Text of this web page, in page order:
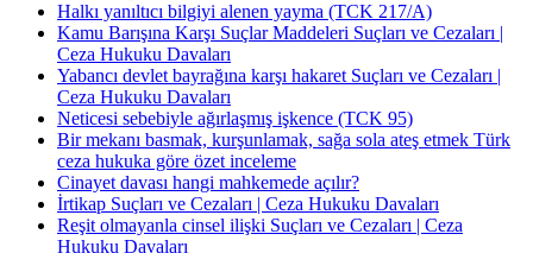
Halkı yanıltıcı bilgiyi alenen yayma (TCK 217/A)
Kamu Barışına Karşı Suçlar Maddeleri Suçları ve Cezaları |
Ceza Hukuku Davaları
Yabancı devlet bayrağına karşı hakaret Suçları ve Cezaları |
Ceza Hukuku Davaları
Neticesi sebebiyle ağırlaşmış işkence (TCK 95)
Bir mekanı basmak, kurşunlamak, sağa sola ateş etmek Türk
ceza hukuka göre özet inceleme
Cinayet davası hangi mahkemede açılır?
İrtikap Suçları ve Cezaları | Ceza Hukuku Davaları
Reşit olmayanla cinsel ilişki Suçları ve Cezaları | Ceza
Hukuku Davaları